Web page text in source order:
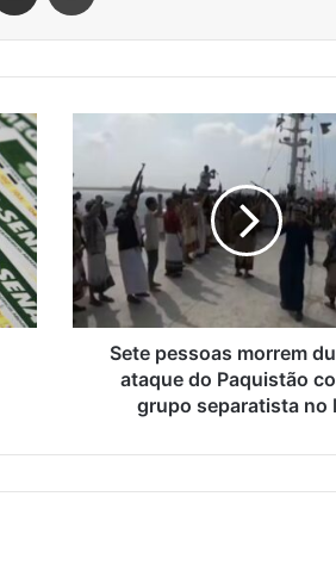
morrem
durante
ataque
do
Paquistão
contra
grupo
separatista
Sete pessoas morrem
ataque do Paquistão
grupo separatista no